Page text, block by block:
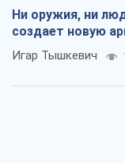
Ни оружия, ни
создает новую
Игар Тышкевич